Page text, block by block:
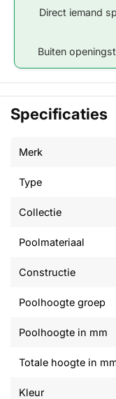
Direct iemand
Buiten
Specificaties
Merk
Type
Collectie
Poolmateriaal
Constructie
Poolhoogte groep
Poolhoogte in mm
Totale hoogte in
Kleur